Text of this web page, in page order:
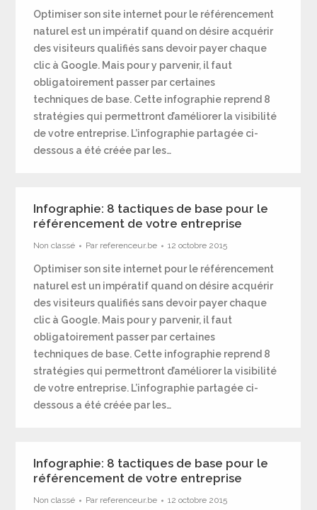
Optimiser son site internet pour le référencement
naturel est un impératif quand on désire acquérir
des visiteurs qualifiés sans devoir payer chaque
clic à Google. Mais pour y parvenir, il faut
obligatoirement passer par certaines
techniques de base. Cette infographie reprend 8
stratégies qui permettront d’améliorer la visibilité
de votre entreprise. L’infographie partagée ci-
dessous a été créée par les…
Infographie: 8 tactiques de base pour le
référencement de votre entreprise
Non classé Par referenceur.be 12 octobre 2015
Optimiser son site internet pour le référencement
naturel est un impératif quand on désire acquérir
des visiteurs qualifiés sans devoir payer chaque
clic à Google. Mais pour y parvenir, il faut
obligatoirement passer par certaines
techniques de base. Cette infographie reprend 8
stratégies qui permettront d’améliorer la visibilité
de votre entreprise. L’infographie partagée ci-
dessous a été créée par les…
Infographie: 8 tactiques de base pour le
référencement de votre entreprise
Non classé Par referenceur.be 12 octobre 2015